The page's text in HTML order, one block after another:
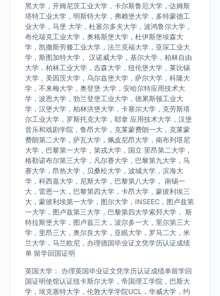
黑大学，开姆尼茨工业大学，卡尔斯鲁厄大学，达姆斯
塔特工业大学，明斯特大学，弗赖堡大学，多特蒙德工
业大学，马堡 大学，杜塞尔多夫大学，波鸿鲁尔大学，
布伦瑞克工业大学，奥格斯堡大学，杜伊斯堡埃森大
学，凯撒斯劳滕工业大学，法兰克福大学，亚琛工业大
学，斯图加特大学， 汉诺威大学，基尔大学，柏林自由
大学，柏林工业大学，吉森大学，纽伦堡大学，莱比锡
大学，美因茨大学，乌尔兹堡大学，萨尔大学，科隆大
学，不来梅大学，奥登堡 大学，安哈尔特应用技术大
学，波恩大学，勃兰登堡工业大学，德累斯顿工业大
学，汉堡大学，柏林洪堡大学，卡塞尔大学，克劳斯塔
尔工业大学，罗斯托克大学，耶拿 应用技术大学，汉堡
音乐和戏剧学院，鲁昂大学，克莱蒙费朗一大，克莱蒙
费朗第二大学，萨瓦大学，佩皮尼昂大学，南布列塔尼
大学，巴黎第一大学，第戎大学，国立 里昂第二大学，
格勒诺布尔第三大学，凡尔赛大学，巴黎第九大学，马
赛大学，昂热大学，贝桑松大学，波城大学，滨海大
学，科西嘉大学，尼斯大学，巴黎第八大学， 南锡一
大，雷恩一大，巴黎第四大学，卡昂大学，蒙彼利埃三
大，蒙彼利埃第一大学，图尔大学，INSEEC，图卢兹第
一大学，图卢兹第三大学，巴黎第四大学索邦大学， 斯
特拉斯堡大学，图卢兹三大，波尔多一大，里尔第三大
学，里昂三大，奥尔良大学，亚眠大学，罗马二大，米
兰大学，马兰欧尼，办理德国毕业证文凭学历认证成绩
单 留学回国证明
英国大学： 办理英国毕业证文凭学历认证成绩单留学回
国证明使馆认证纽卡斯尔大学，帝国理工学院，巴斯大
学，埃克塞特大学，伦敦大学学院UCL，华威大学，约